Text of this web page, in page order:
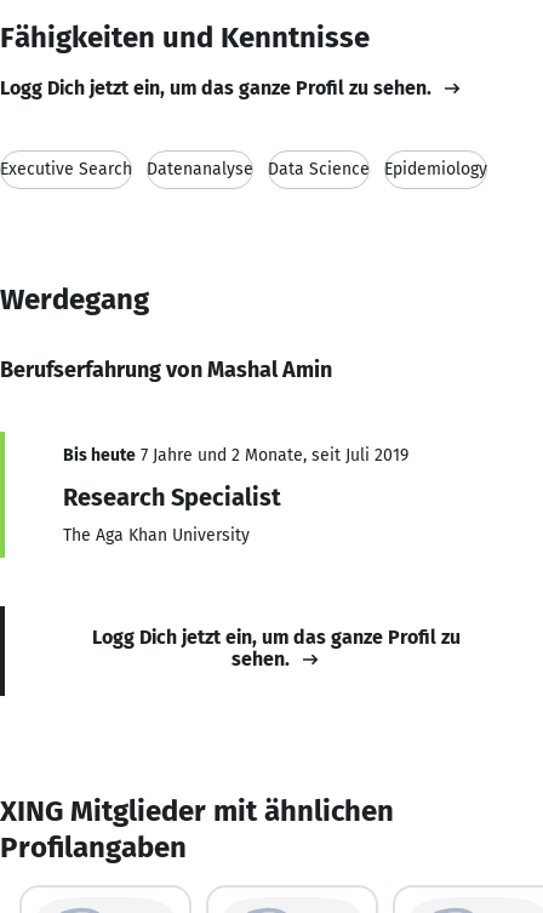
Fähigkeiten und Kenntnisse
Logg Dich jetzt ein, um das ganze Profil zu sehen.
Executive Search Datenanalyse Data Science Epidemiology
Werdegang
Berufserfahrung von Mashal Amin
Bis heute 7 Jahre und 2 Monate, seit Juli 2019
Research Specialist
The Aga Khan University
Logg Dich jetzt ein, um das ganze Profil zu
sehen.
XING Mitglieder mit ähnlichen
Profilangaben